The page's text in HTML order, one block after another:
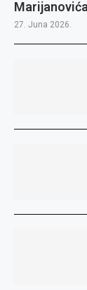
27. Juna 2026.